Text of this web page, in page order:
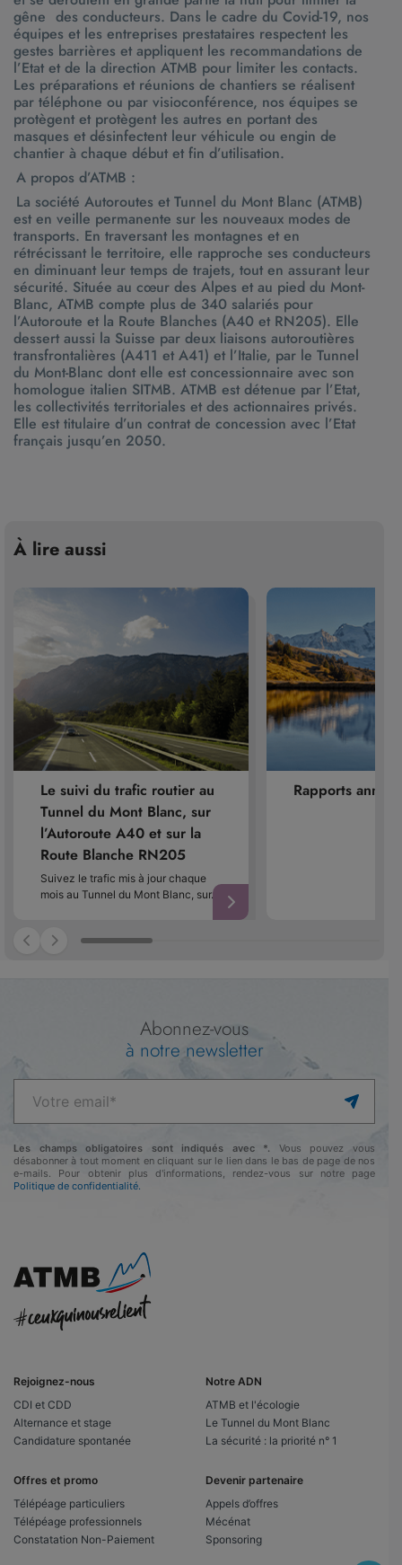
gêne des conducteurs. Dans le cadre du Covid-19, nos
équipes et les entreprises prestataires respectent les
gestes barrières et appliquent les recommandations de
l’Etat et de la direction ATMB pour limiter les contacts.
Les préparations et réunions de chantiers se réalisent
par téléphone ou par visioconférence, nos équipes se
protègent et protègent les autres en portant des
masques et désinfectent leur véhicule ou engin de
chantier à chaque début et fin d’utilisation.
A propos d’ATMB :
La société Autoroutes et Tunnel du Mont Blanc (ATMB)
est en veille permanente sur les nouveaux modes de
transports. En traversant les montagnes et en
rétrécissant le territoire, elle rapproche ses conducteurs
en diminuant leur temps de trajets, tout en assurant leur
sécurité. Située au cœur des Alpes et au pied du Mont-
Blanc, ATMB compte plus de 340 salariés pour
l’Autoroute et la Route Blanches (A40 et RN205). Elle
dessert aussi la Suisse par deux liaisons autoroutières
transfrontalières (A411 et A41) et l’Italie, par le Tunnel
du Mont-Blanc dont elle est concessionnaire avec son
homologue italien SITMB. ATMB est détenue par l’Etat,
les collectivités territoriales et des actionnaires privés.
Elle est titulaire d’un contrat de concession avec l’Etat
français jusqu’en 2050.
À lire aussi
Le suivi du trafic routier au
Tunnel du Mont Blanc, sur
l’Autoroute A40 et sur la
Route Blanche RN205
Suivez le trafic mis à jour chaque
mois au Tunnel du Mont Blanc, sur…
Rapports
Abonnez-vous
à notre newsletter
Les champs obligatoires sont indiqués avec *. Vous pouvez vous
désabonner à tout moment en cliquant sur le lien dans le bas de page de nos
e-mails. Pour obtenir plus d'informations, rendez-vous sur notre page
Politique de confidentialité.
Rejoignez-nous
CDI et CDD
Alternance et stage
Candidature spontanée
Notre ADN
ATMB et l'écologie
Le Tunnel du Mont Blanc
La sécurité : la priorité n° 1
Offres et promo
Télépéage particuliers
Télépéage professionnels
Constatation Non-Paiement
Devenir partenaire
Appels d’offres
Mécénat
Sponsoring